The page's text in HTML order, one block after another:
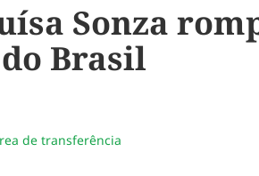
Sonza
Brasil
de transferência